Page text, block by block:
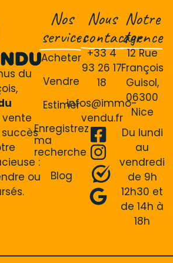
du
:
ou
Nos
services
Acheter
Vendre
Estimer
Enregistrez
ma
recherche
Blog
Nous
contacter
+33 4
93 26 17
18
infos@immo-
vendu.fr
Notre
agence
12 Rue
François
Guisol,
06300
Nice
Du lundi
au
vendredi
de 9h
12h30 et
de 14h à
18h